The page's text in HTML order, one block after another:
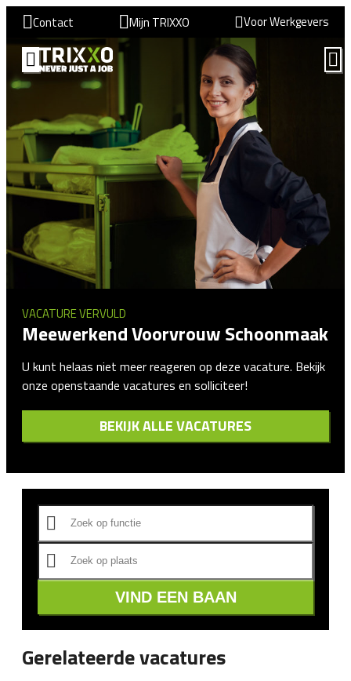
Contact Mijn TRIXXO Voor Werkgevers
VACATURE VERVULD
Meewerkend Voorvrouw Schoonmaak
U kunt helaas niet meer reageren op deze vacature. Bekijk
onze openstaande vacatures en solliciteer!
BEKIJK ALLE VACATURES
VIND EEN BAAN
Gerelateerde vacatures